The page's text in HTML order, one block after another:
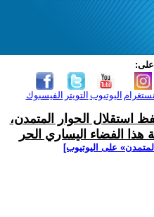
على:
الفيسبوك التويتر اليوتيوب
استقلال الحوار المتمدن،
الفضاء اليساري الحر
على اليوتيوب]